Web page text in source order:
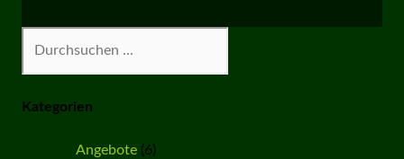
Kategorien
Angebote (6)